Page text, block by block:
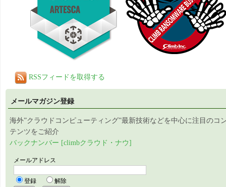
RSSフィードを取得する
メールマガジン登録
海外”クラウドコンピューティング”最新技術などを中心に注目のコ
テンツをご紹介
バックナンバー [climbクラウド・ナウ]